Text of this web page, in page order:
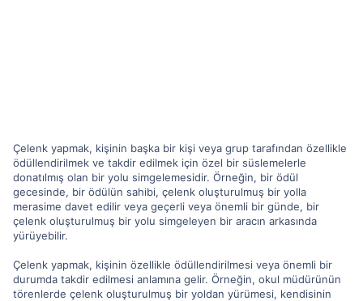
Çelenk yapmak, kişinin başka bir kişi veya grup tarafından özellikle
ödüllendirilmek ve takdir edilmek için özel bir süslemelerle
donatılmış olan bir yolu simgelemesidir. Örneğin, bir ödül
gecesinde, bir ödülün sahibi, çelenk oluşturulmuş bir yolla
merasime davet edilir veya geçerli veya önemli bir günde, bir
çelenk oluşturulmuş bir yolu simgeleyen bir aracın arkasında
yürüyebilir.
Çelenk yapmak, kişinin özellikle ödüllendirilmesi veya önemli bir
durumda takdir edilmesi anlamına gelir. Örneğin, okul müdürünün
törenlerde çelenk oluşturulmuş bir yoldan yürümesi, kendisinin